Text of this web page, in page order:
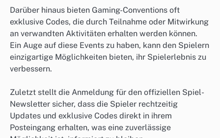
Darüber hinaus bieten Gaming-Conventions oft
exklusive Codes, die durch Teilnahme oder Mitwirkung
an verwandten Aktivitäten erhalten werden können.
Ein Auge auf diese Events zu haben, kann den Spielern
einzigartige Möglichkeiten bieten, ihr Spielerlebnis zu
verbessern.
Zuletzt stellt die Anmeldung für den offiziellen Spiel-
Newsletter sicher, dass die Spieler rechtzeitig
Updates und exklusive Codes direkt in ihrem
Posteingang erhalten, was eine zuverlässige